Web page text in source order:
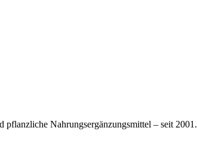
Nahrungsergänzungsmittel – seit 2001.